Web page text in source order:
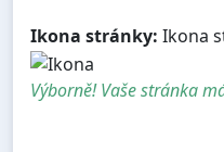
Ikona stránky: Ikona
Výborně! Vaše stránka